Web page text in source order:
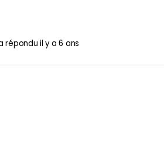
réponduil y a 6 ans